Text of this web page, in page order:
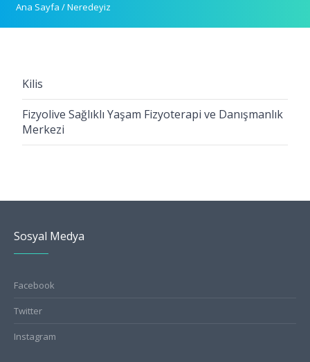
Ana Sayfa /Neredeyiz
Kilis
Fizyolive Sağlıklı Yaşam Fizyoterapi ve Danışmanlık
Merkezi
Sosyal Medya
Facebook
Twitter
Instagram